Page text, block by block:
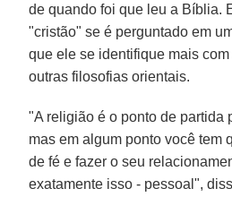
de quando foi que leu a Bíblia.
"cristão" se é perguntado em
que ele se identifique mais
outras filosofias orientais.
"A religião é o ponto de partida
mas em algum ponto você tem
de fé e fazer o seu
exatamente isso - pessoal",